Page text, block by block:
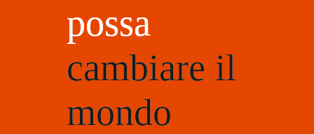
possa
cambiare il
mondo